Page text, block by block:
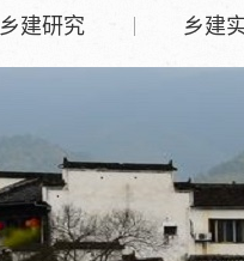
乡建研究 乡建